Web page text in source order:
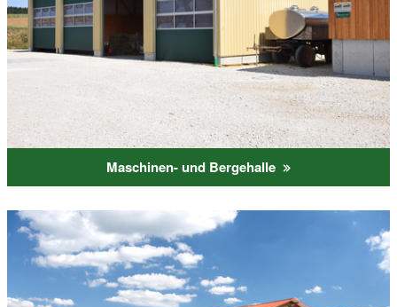
Maschinen- und Bergehalle